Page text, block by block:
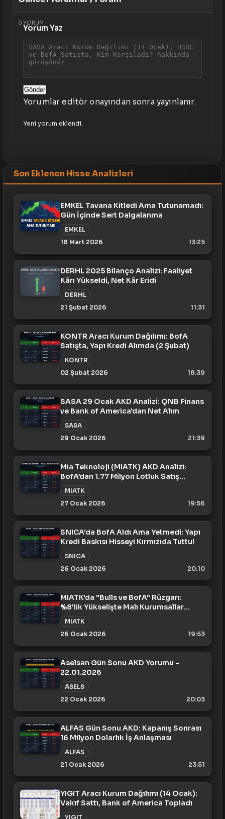
0 YORUM
Yorum Yaz
Gönder
Yorumlar editör onayından sonra yayınlanır.
Yeni yorum eklendi.
Son Eklenen Hisse Analizleri
EMKEL Tavana Kitledi Ama Tutunamadı:
Gün İçinde Sert Dalgalanma
EMKEL
18 Mart 2026
13:25
DERHL 2025 Bilanço Analizi: Faaliyet
Kârı Yükseldi, Net Kâr Eridi
DERHL
21 Şubat 2026
11:31
KONTR Aracı Kurum Dağılımı: BofA
Satışta, Yapı Kredi Alımda (2 Şubat)
KONTR
02 Şubat 2026
18:39
SASA 29 Ocak AKD Analizi: QNB Finans
ve Bank of America'dan Net Alım
SASA
29 Ocak 2026
21:39
Mia Teknoloji (MIATK) AKD Analizi:
BofA’dan 1.77 Milyon Lotluk Satış
Baskısı (27 Ocak)
MIATK
27 Ocak 2026
19:56
SNICA'da BofA Aldı Ama Yetmedi: Yapı
Kredi Baskısı Hisseyi Kırmızıda Tuttu!
SNICA
26 Ocak 2026
20:10
MIATK'da "Bulls ve BofA" Rüzgarı:
%8'lik Yükselişte Malı Kurumsallar
Süpürdü!
MIATK
26 Ocak 2026
19:53
Aselsan Gün Sonu AKD Yorumu -
22.01.2026
ASELS
22 Ocak 2026
20:03
ALFAS Gün Sonu AKD: Kapanış Sonrası
16 Milyon Dolarlık İş Anlaşması
ALFAS
21 Ocak 2026
23:51
YIGIT Aracı Kurum Dağılımı (14 Ocak):
Vakıf Sattı, Bank of America Topladı
YIGIT